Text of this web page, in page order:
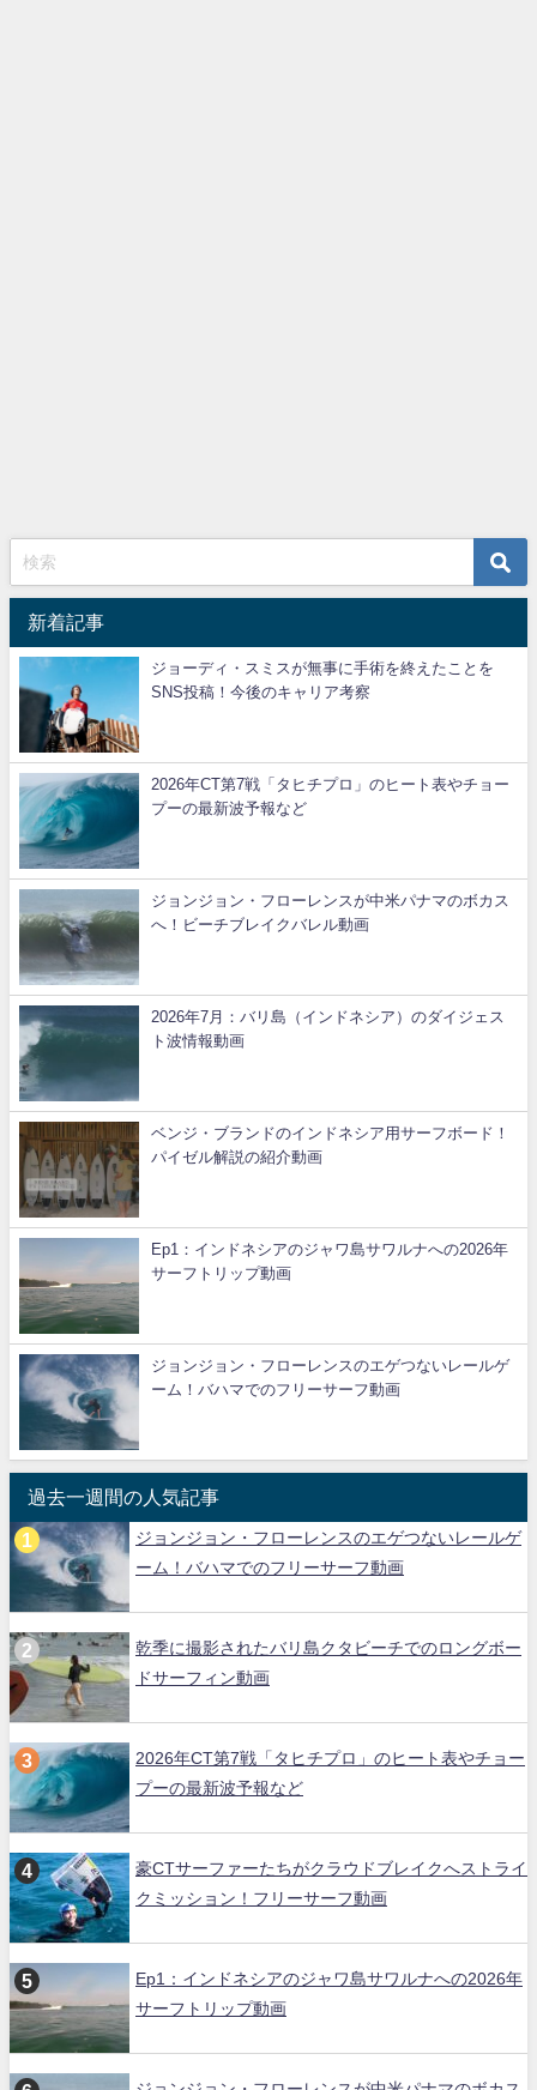
新着記事
ジョーディ・スミスが無事に手術を終えたことを
SNS投稿！今後のキャリア考察
2026年CT第7戦「タヒチプロ」のヒート表やチョー
プーの最新波予報など
ジョンジョン・フローレンスが中米パナマのボカス
へ！ビーチブレイクバレル動画
2026年7月：バリ島（インドネシア）のダイジェス
ト波情報動画
ベンジ・ブランドのインドネシア用サーフボード！
パイゼル解説の紹介動画
Ep1：インドネシアのジャワ島サワルナへの2026年
サーフトリップ動画
ジョンジョン・フローレンスのエゲつないレールゲ
ーム！バハマでのフリーサーフ動画
過去一週間の人気記事
ジョンジョン・フローレンスのエゲつないレールゲ
ーム！バハマでのフリーサーフ動画
乾季に撮影されたバリ島クタビーチでのロングボー
ドサーフィン動画
2026年CT第7戦「タヒチプロ」のヒート表やチョー
プーの最新波予報など
豪CTサーファーたちがクラウドブレイクへストライ
クミッション！フリーサーフ動画
Ep1：インドネシアのジャワ島サワルナへの2026年
サーフトリップ動画